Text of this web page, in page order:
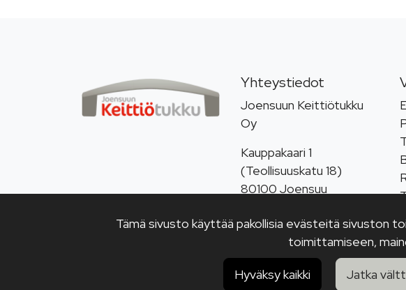
Tämä sivusto käyttää pakollisia evästeitä sivuston
toimittamiseen,
Hyväksy kaikki Jatka
Yhteystiedot
Joensuun Keittiötukku
Oy
Kauppakaari 1
(Teollisuuskatu 18)
80100 Joensuu
myynti@keittiotukku.com